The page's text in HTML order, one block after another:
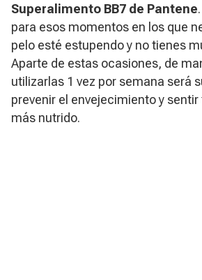
Superalimento BB7 de Pantene
para esos momentos en los que
pelo esté estupendo y no tienes
Aparte de estas ocasiones, de
utilizarlas 1 vez por semana será
prevenir el envejecimiento y
más nutrido.